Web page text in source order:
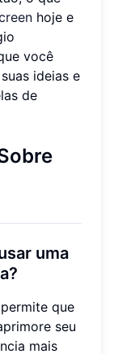
hoje e
você
ideias e
de
uma
permite que
seu
mais